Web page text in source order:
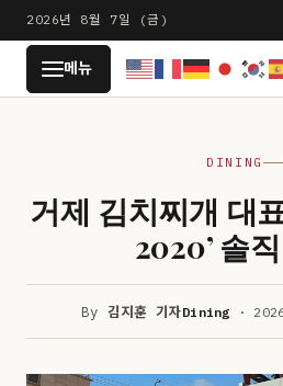
문
로
2026년 8월 7일 (금)
LUXDIGEST
메뉴
DINING
거제 김치찌개 대
2020’ 솔
By김지훈 기자Dining ·